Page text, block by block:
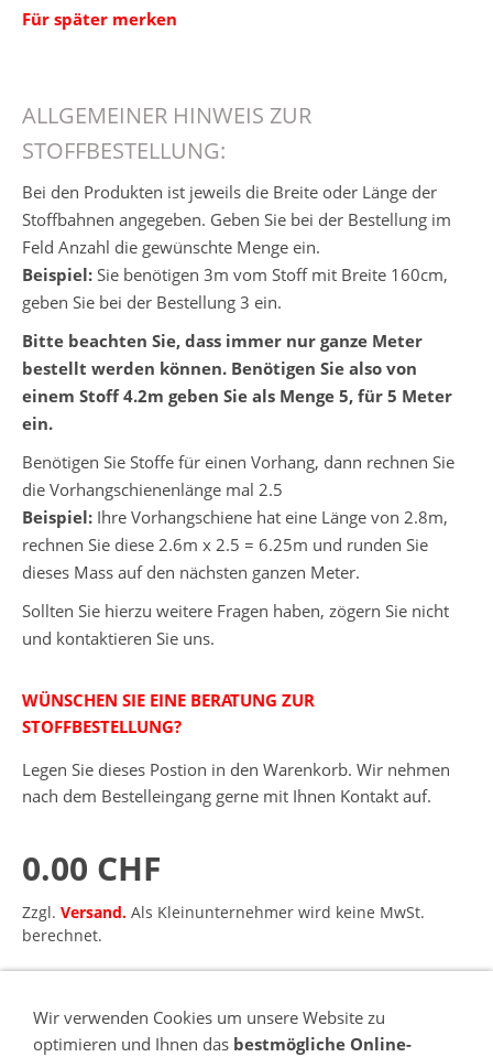
Für später merken
ALLGEMEINER HINWEIS ZUR
STOFFBESTELLUNG:
Bei den Produkten ist jeweils die Breite oder Länge der
Stoffbahnen angegeben. Geben Sie bei der Bestellung im
Feld Anzahl die gewünschte Menge ein.
Beispiel: Sie benötigen 3m vom Stoff mit Breite 160cm,
geben Sie bei der Bestellung 3 ein.
Bitte beachten Sie, dass immer nur ganze Meter
bestellt werden können. Benötigen Sie also von
einem Stoff 4.2m geben Sie als Menge 5, für 5 Meter
ein.
Benötigen Sie Stoffe für einen Vorhang, dann rechnen Sie
die Vorhangschienenlänge mal 2.5
Beispiel: Ihre Vorhangschiene hat eine Länge von 2.8m,
rechnen Sie diese 2.6m x 2.5 = 6.25m und runden Sie
dieses Mass auf den nächsten ganzen Meter.
Sollten Sie hierzu weitere Fragen haben, zögern Sie nicht
und kontaktieren Sie uns.
WÜNSCHEN SIE EINE BERATUNG ZUR
STOFFBESTELLUNG?
Legen Sie dieses Postion in den Warenkorb. Wir nehmen
nach dem Bestelleingang gerne mit Ihnen Kontakt auf.
0.00 CHF
Zzgl. Versand. Als Kleinunternehmer wird keine MwSt.
berechnet.
IN DEN WARENKORB
Wir verwenden Cookies um unsere Website zu
optimieren und Ihnen das bestmögliche Online-